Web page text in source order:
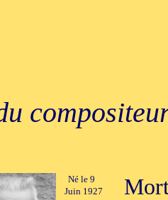
Né le 9
Juin 1927